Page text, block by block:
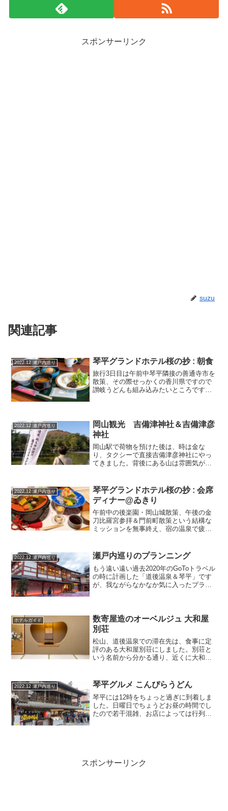
スポンサーリンク
suzu
関連記事
2022.12 瀬戸内巡り 琴平グランドホテル桜の抄 : 朝食
旅行3日目は午前中琴平隣接の善通寺市を
散策、その際せっかくの香川県ですので
讃岐うどんも組み込みたいところです。
早めの７時に軽く食べる...
2022.12 瀬戸内巡り
岡山観光 吉備津神社＆吉備津彦
神社
岡山駅で荷物を預けた後は、時は金な
り、タクシーで直接吉備津彦神社にやっ
てきました。背後にある山は雰囲気があ
にも通じるものがあります。吉備津彦神
社時間が合わなかったためタク...
2022.12 瀬戸内巡り
琴平グランドホテル桜の抄 : 会席
ディナー@ゐきり
午前中の後楽園・岡山城散策、午後の金
刀比羅宮参拝＆門前町散策という結構な
ミッションを無事終え、宿の温泉で疲れ
イニング会場はこのゐきり（もしくは個
室宴会場ですが料理はほぼ...
2022.12 瀬戸内巡り 瀬戸内巡りのプランニング
もう遠い遠い過去2020年のGoToトラベル
の時に計画した「道後温泉＆琴平」です
が、我ながらなかなか気に入ったプラン
ただ、支...
ホテルガイド
数寄屋造のオーベルジュ 大和屋
別荘
松山、道後温泉での滞在先は、食事に定
評のある大和屋別荘にしました。別荘と
いう名前から分かる通り、近くに大和屋
なり早めから満室になります。料金は本
店に比べてお高いです...
2022.12 瀬戸内巡り 琴平グルメ こんぴらうどん
琴平には12時をちょっと過ぎに到着しま
した。日曜日でちょうどお昼の時間でし
たので若干混雑、お店によっては行列が
スポンサーリンク